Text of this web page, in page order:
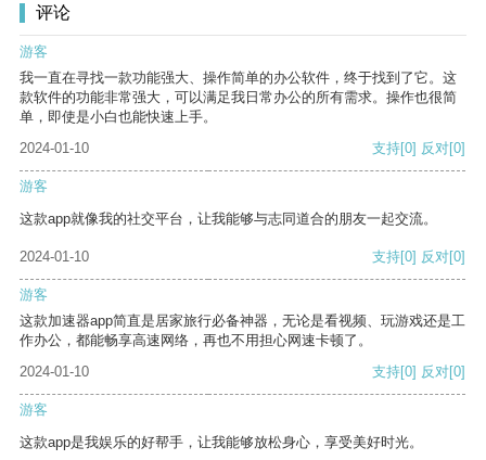
评论
游客
我一直在寻找一款功能强大、操作简单的办公软件，终于找到了它。这
款软件的功能非常强大，可以满足我日常办公的所有需求。操作也很简
单，即使是小白也能快速上手。
2024-01-10
支持[0] 反对[0]
游客
这款app就像我的社交平台，让我能够与志同道合的朋友一起交流。
2024-01-10 支持[0] 反对[0]
游客
这款加速器app简直是居家旅行必备神器，无论是看视频、玩游戏还是工
作办公，都能畅享高速网络，再也不用担心网速卡顿了。
2024-01-10
支持[0] 反对[0]
游客
这款app是我娱乐的好帮手，让我能够放松身心，享受美好时光。